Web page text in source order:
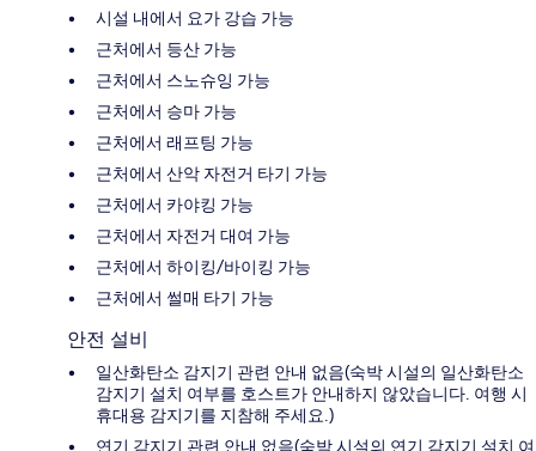
시설 내에서 요가 강습 가능
근처에서 등산 가능
근처에서 스노슈잉 가능
근처에서 승마 가능
근처에서 래프팅 가능
근처에서 산악 자전거 타기 가능
근처에서 카야킹 가능
근처에서 자전거 대여 가능
근처에서 하이킹/바이킹 가능
근처에서 썰매 타기 가능
안전 설비
일산화탄소 감지기 관련 안내 없음(숙박 시설의 일산화탄소
감지기 설치 여부를 호스트가 안내하지 않았습니다. 여행 시
휴대용 감지기를 지참해 주세요.)
연기 감지기 관련 안내 없음(숙박 시설의 연기 감지기 설치 여